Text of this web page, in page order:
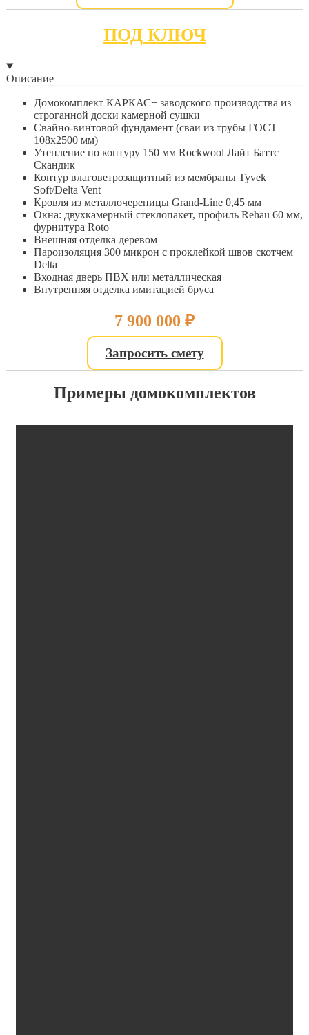
ПОД КЛЮЧ
Описание
Домокомплект КАРКАС+ заводского производства из
строганной доски камерной сушки
Свайно-винтовой фундамент (сваи из трубы ГОСТ
108х2500 мм)
Утепление по контуру 150 мм Rockwool Лайт Баттс
Скандик
Контур влаговетрозащитный из мембраны Tyvek
Soft/Delta Vent
Кровля из металлочерепицы Grand-Line 0,45 мм
Окна: двухкамерный стеклопакет, профиль Rehau 60 мм,
фурнитура Roto
Внешняя отделка деревом
Пароизоляция 300 микрон с проклейкой швов скотчем
Delta
Входная дверь ПВХ или металлическая
Внутренняя отделка имитацией бруса
7 900 000 ₽
Запросить смету
Примеры домокомплектов